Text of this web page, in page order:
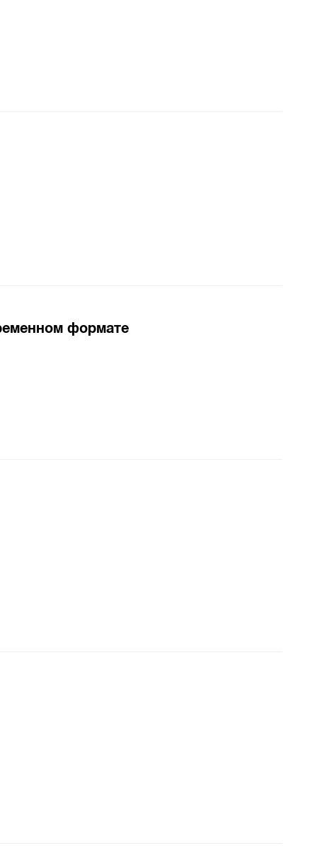
формате